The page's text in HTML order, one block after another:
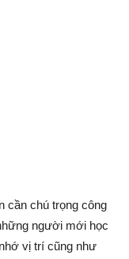
cần chú trọng công
người mới học
vị trí cũng như